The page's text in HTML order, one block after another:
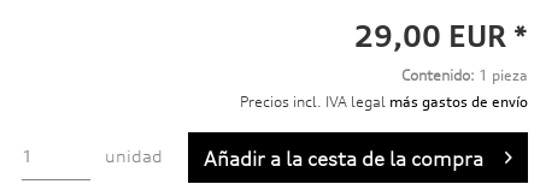
29,00 EUR *
Contenido: 1 pieza
Precios incl. IVA legal más gastos de envío
unidad Añadir a la cesta de la compra